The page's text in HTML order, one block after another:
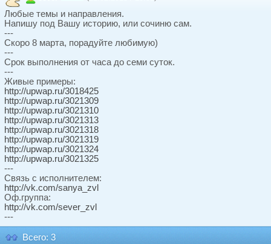
Любые темы и направления.
Напишу под Вашу историю, или сочиню сам.
---
Скоро 8 марта, порадуйте любимую)
---
Срок выполнения от часа до семи суток.
---
Живые примеры:
http://upwap.ru/3018425
http://upwap.ru/3021309
http://upwap.ru/3021310
http://upwap.ru/3021313
http://upwap.ru/3021318
http://upwap.ru/3021319
http://upwap.ru/3021324
http://upwap.ru/3021325
---
Связь с исполнителем:
http://vk.com/sanya_zvl
Оф.группа:
http://vk.com/sever_zvl
---
Всего: 3